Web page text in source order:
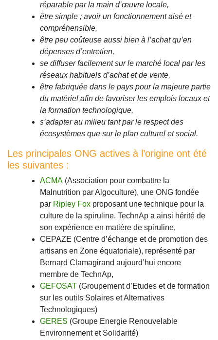
réparable par la main d’œuvre locale,
être simple ; avoir un fonctionnement aisé et
compréhensible,
être peu coûteuse aussi bien à l’achat qu’en
dépenses d’entretien,
se diffuser facilement sur le marché local par les
réseaux habituels d’achat et de vente,
être fabriquée dans le pays pour la majeure partie
du matériel afin de favoriser les emplois locaux et
la formation technologique,
s’adapter au milieu tant par le respect des
écosystèmes que sur le plan culturel et social.
Les principales ONG actives à l’origine ont été
les suivantes :
ACMA (Association pour combattre la
Malnutrition par Algoculture), une ONG fondée
par Ripley Fox proposant une technique pour la
culture de la spiruline. TechnAp a ainsi hérité de
son expérience en matière de spiruline,
CEPAZE (Centre d’échange et de promotion des
artisans en Zone équatoriale), représenté par
Bernard Clamagirand aujourd’hui encore
membre de TechnAp,
GEFOSAT (Groupement d’Etudes et de formation
sur les outils Solaires et Alternatives
Technologiques)
GERES (Groupe Energie Renouvelable
Environnement et Solidarité)